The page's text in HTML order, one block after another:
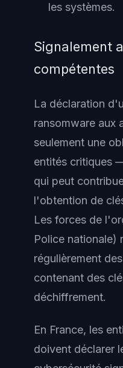
les systèmes.
Signalement
compétentes
La déclaration
ransomware aux
seulement une
entités critiques
qui peut
l'obtention de
Les forces de
Police nationale)
régulièrement
contenant des
déchiffrement.
En France, les
doivent déclarer